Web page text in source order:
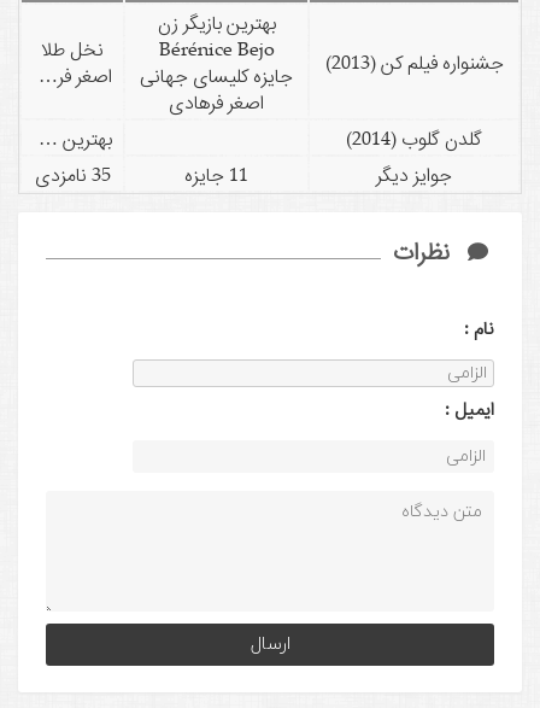
جشنواره فیلم کن (2013)
بهترین بازیگر زن
Bérénice Bejo
جایزه کلیسای جهانی
اصغر فرهادی
نخل طلا
اصغر فرهادی
گلدن گلوب (2014)
بهترین فیلم خارجی زبان
جوایز دیگر
11 جایزه 35 نامزدی
نظرات
نام :
ايميل :